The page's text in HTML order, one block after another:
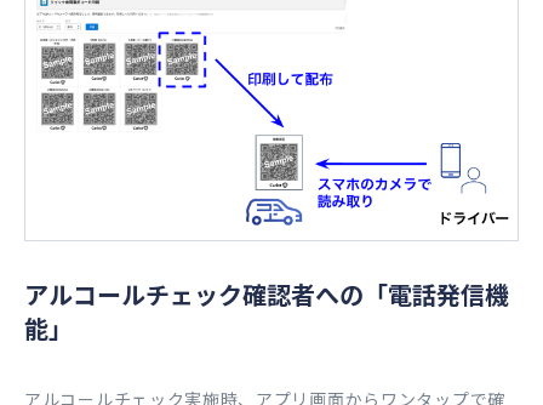
アルコールチェック確認者への「電話発信機
能」
アルコールチェック実施時、アプリ画面からワンタップで確